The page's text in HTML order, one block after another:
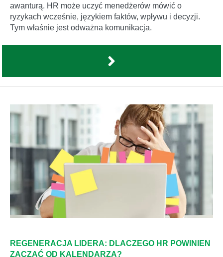
awanturą. HR może uczyć menedżerów mówić o
ryzykach wcześnie, językiem faktów, wpływu i decyzji.
Tym właśnie jest odważna komunikacja.
REGENERACJA LIDERA: DLACZEGO HR POWINIEN
ZACZĄĆ OD KALENDARZA?